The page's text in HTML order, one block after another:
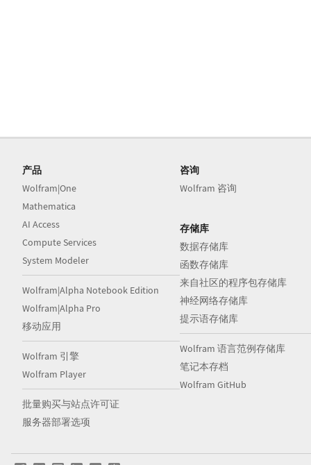
产品
Wolfram|One
Mathematica
AI Access
Compute Services
System Modeler
Wolfram|Alpha Notebook Edition
Wolfram|Alpha Pro
移动应用
Wolfram 引擎
Wolfram Player
批量购买与站点许可证
服务器部署选项
咨询
Wolfram 咨询
存储库
数据存储库
函数存储库
来自社区的程序包存储库
神经网络存储库
提示语存储库
Wolfram 语言范例存储库
笔记本存档
Wolfram GitHub